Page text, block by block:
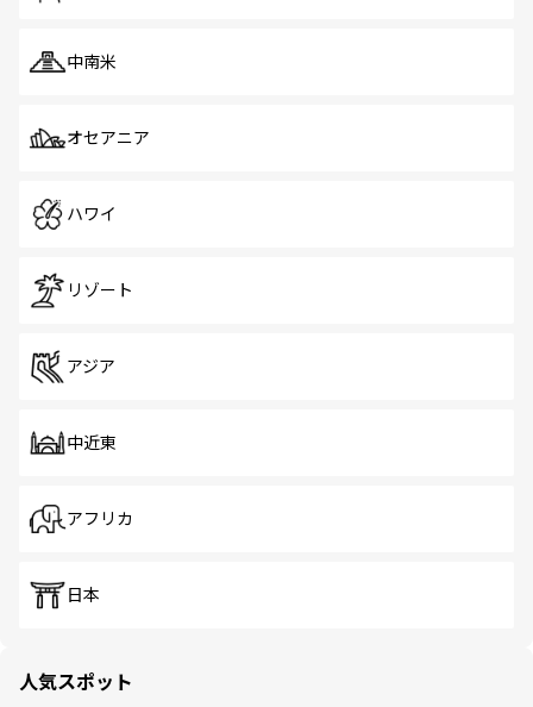
中南米
オセアニア
ハワイ
リゾート
アジア
中近東
アフリカ
日本
人気スポット